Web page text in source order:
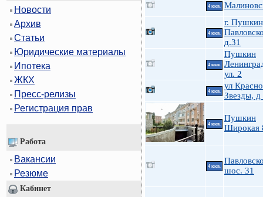
Новости
Архив
Статьи
Юридические материалы
Ипотека
ЖКХ
Пресс-релизы
Регистрация прав
Работа
Вакансии
Резюме
Кабинет
4 ккв.
4 ккв.
г.
д.31
4 ккв.
Пушкин
ул. 2
4 ккв.
ул
Звезды, д
4 ккв.
Пушкин
Широкая
4 ккв.
шос. 31